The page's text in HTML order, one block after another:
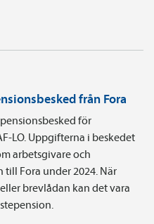
från Fora
för
LO. Uppgifterna i beskedet
arbetsgivare och
Fora under 2024. När
brevlådan kan det vara